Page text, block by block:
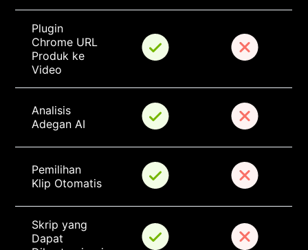
Plugin
Chrome URL
Produk ke
Video
Analisis
Adegan AI
Pemilihan
Klip Otomatis
Skrip yang
Dapat